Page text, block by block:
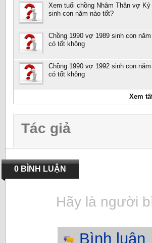
Xem tuổi chồng Nhâm Thân vợ Kỷ
sinh con năm nào tốt?
Chồng 1990 vợ 1989 sinh con
có tốt không
Chồng 1990 vợ 1992 sinh con
có tốt không
Xem
Tác giả
0 BÌNH LUẬN
Hãy là người
Bình luận